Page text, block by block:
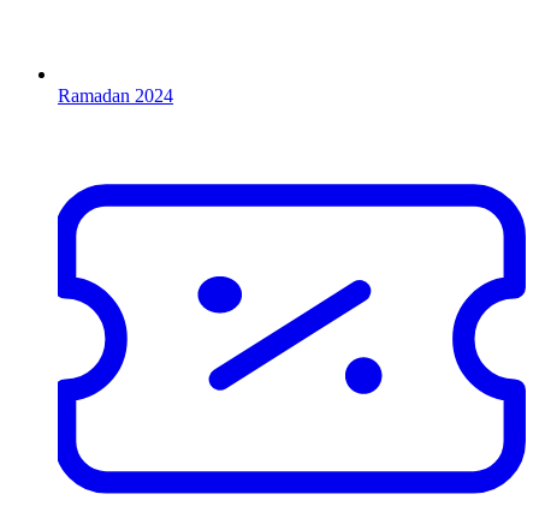
Ramadan 2024